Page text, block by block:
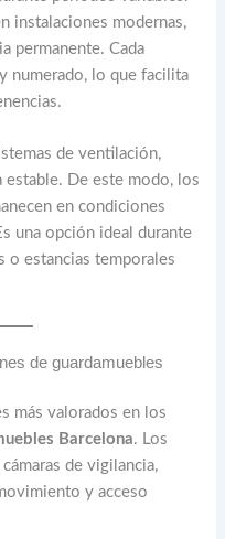
instalaciones modernas,
permanente. Cada
numerado, lo que facilita
de ventilación,
estable. De este modo, los
en condiciones
una opción ideal durante
o estancias temporales
de guardamuebles
más valorados en los
Barcelona. Los
de vigilancia,
y acceso